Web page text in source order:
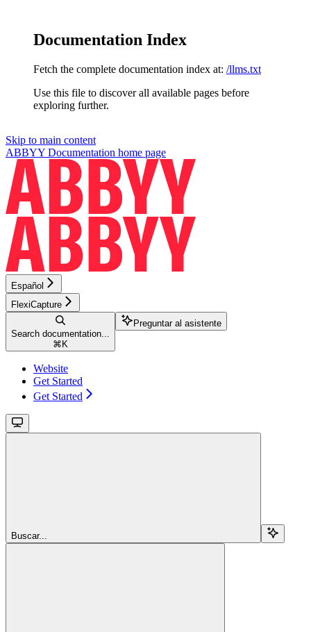
Documentation Index
Fetch the complete documentation index at: /llms.txt
Use this file to discover all available pages before
exploring further.
Skip to main content
ABBYY Documentation home page
Español
FlexiCapture
Search documentation...
⌘ K
Preguntar al asistente
Website
Get Started
Get Started
Buscar...